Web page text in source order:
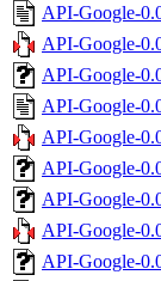
API-Google-
API-Google-
API-Google-
API-Google-
API-Google-
API-Google-
API-Google-
API-Google-
API-Google-